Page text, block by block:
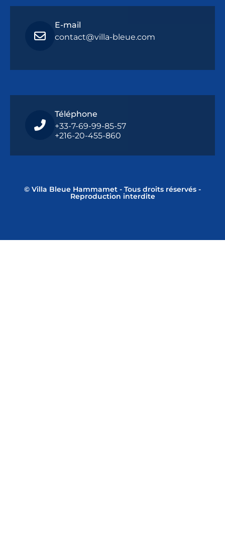
E-mail
contact@villa-bleue.com
Téléphone
+33-7-69-99-85-57
+216-20-455-860
© Villa Bleue Hammamet - Tous droits réservés -
Reproduction interdite